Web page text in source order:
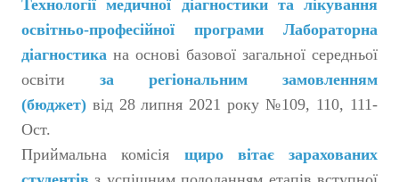
Технології медичної діагностики та лікування
освітньо-професійної програми Лабораторна
діагностика на основі базової загальної середньої
освіти за регіональним замовленням
(бюджет) від 28 липня 2021 року №109, 110, 111-
Ост.
Приймальна комісія щиро вітає зарахованих